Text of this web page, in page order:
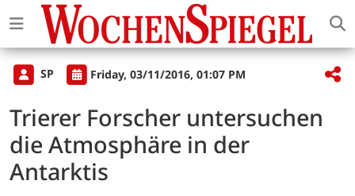
SP Friday, 03/11/2016, 01:07 PM
Trierer Forscher untersuchen
die Atmosphäre in der
Antarktis